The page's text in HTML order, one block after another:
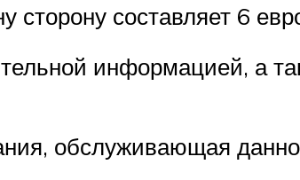
сторону составляет 6
информацией, а
обслуживающая